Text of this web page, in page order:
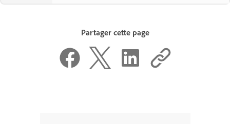
Partager cette page